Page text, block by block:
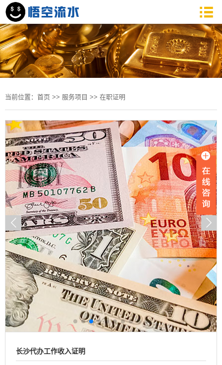
当前位置： 首页 >> 服务项目 >> 在职证明
长沙代办工作收入证明